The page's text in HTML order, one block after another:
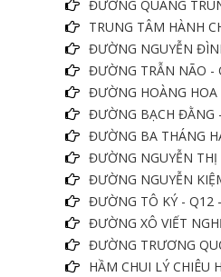
ĐƯỜNG QUANG
TRUNG TÂM HÀNH
ĐƯỜNG NGUYỄN
ĐƯỜNG TRẪN NÃO -
ĐƯỜNG HOÀNG
ĐƯỜNG BẠCH ĐẰNG
ĐƯỜNG BA THÁNG
ĐƯỜNG NGUYỄN
ĐƯỜNG NGUYỄN
ĐƯỜNG TÔ KÝ - Q12
ĐƯỜNG XÔ VIẾT
ĐƯỜNG TRƯƠNG
HẦM CHUI LÝ CHIÊU